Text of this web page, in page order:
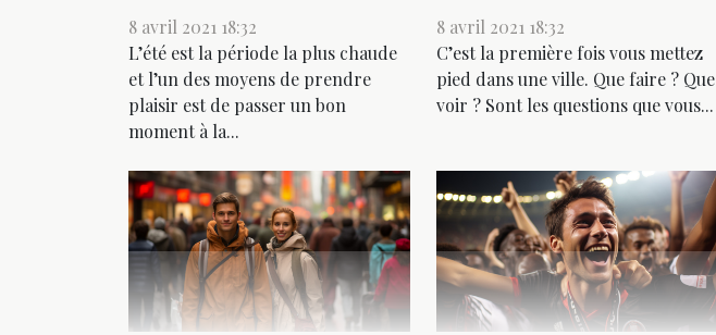
8 avril 2021 18:32
L’été est la période la plus chaude
et l’un des moyens de prendre
plaisir est de passer un bon
moment à la...
8 avril 2021 18:32
C’est la première fois vous mettez
pied dans une ville. Que faire ? Que
voir ? Sont les questions que vous...